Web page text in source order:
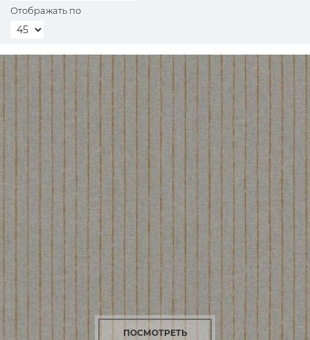
Отображать по
ПОСМОТРЕТЬ